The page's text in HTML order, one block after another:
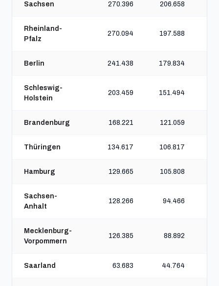
Sachsen 270.396 206.658
Rheinland-
Pfalz
270.094 197.588
Berlin 241.438 179.834
Schleswig-
Holstein
203.459 151.494
Brandenburg 168.221 121.059
Thüringen 134.617 106.817
Hamburg 129.665 105.808
Sachsen-
Anhalt
128.266 94.466
Mecklenburg-
Vorpommern
126.385 88.892
Saarland 63.683 44.764